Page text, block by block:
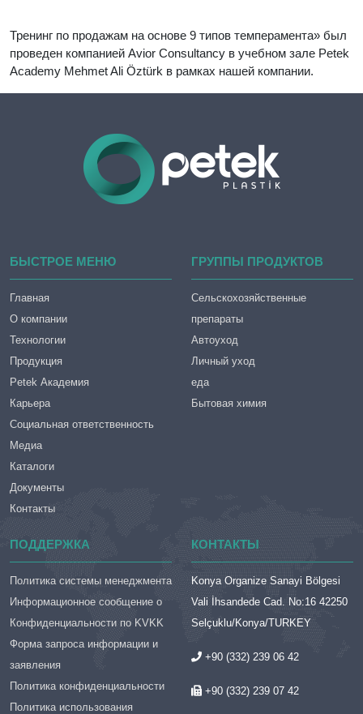
Тренинг по продажам на основе 9 типов темперамента» был
проведен компанией Avior Consultancy в учебном зале Petek
Academy Mehmet Ali Öztürk в рамках нашей компании.
БЫСТРОЕ МЕНЮ
Главная
О компании
Технологии
Продукция
Petek Академия
Карьера
Социальная ответственность
Медиа
Каталоги
Документы
Контакты
ГРУППЫ ПРОДУКТОВ
Сельскохозяйственные
препараты
Автоуход
Личный уход
еда
Бытовая химия
ПОДДЕРЖКА
Политика системы менеджмента
Информационное сообщение о
Конфиденциальности по KVKK
Форма запроса информации и
заявления
Политика конфиденциальности
Политика использования
КОНТАКТЫ
Konya Organize Sanayi Bölgesi
Vali İhsandede Cad. No:16 42250
Selçuklu/Konya/TURKEY
+90 (332) 239 06 42
+90 (332) 239 07 42